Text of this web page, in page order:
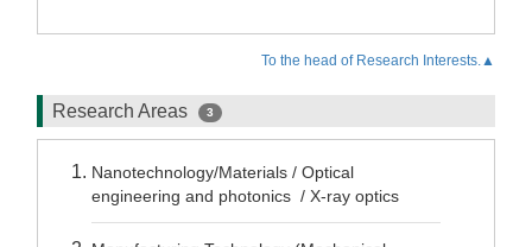
To the head of Research Interests.▲
Research Areas 3
Nanotechnology/Materials / Optical
engineering and photonics / X-ray optics